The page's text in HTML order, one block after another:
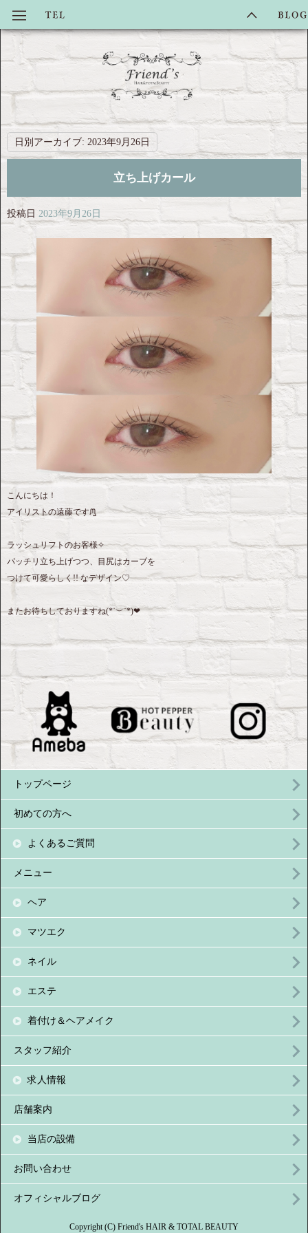
日別アーカイブ: 2023年9月26日
立ち上げカール
投稿日 2023年9月26日
こんにちは！
アイリストの遠藤ですᙏ̤̫
ラッシュリフトのお客様✧
パッチリ立ち上げつつ、目尻はカーブを
つけて可愛らしく!! なデザイン♡
またお待ちしておりますね(*˙︶˙*)‪❤︎‬
トップページ
初めての方へ
よくあるご質問
メニュー
ヘア
マツエク
ネイル
エステ
着付け＆ヘアメイク
スタッフ紹介
求人情報
店舗案内
当店の設備
お問い合わせ
オフィシャルブログ
Copyright (C) Friend's HAIR & TOTAL BEAUTY